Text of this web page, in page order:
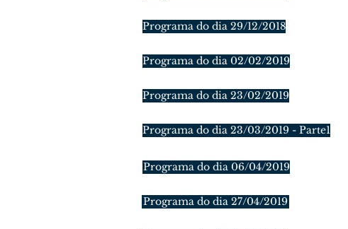
Programa do dia 29/12/2018
Programa do dia 02/02/2019
Programa do dia 23/02/2019
Programa do dia 23/03/2019 - Parte1
Programa do dia 06/04/2019
Programa do dia 27/04/2019